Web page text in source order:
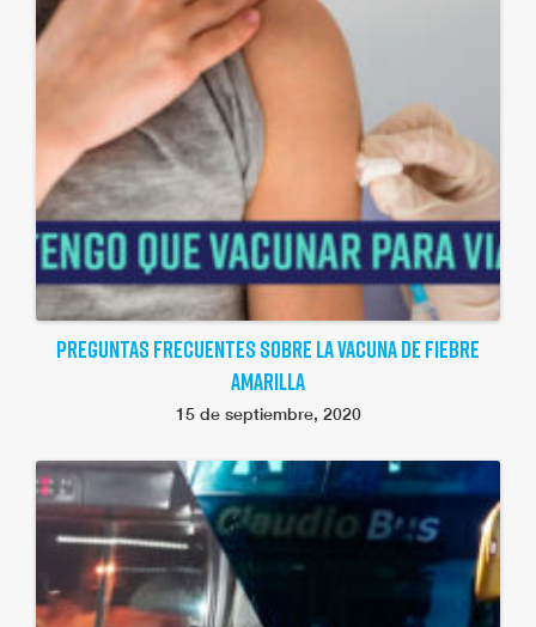
PREGUNTAS FRECUENTES SOBRE LA VACUNA DE FIEBRE
AMARILLA
15 de septiembre, 2020